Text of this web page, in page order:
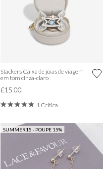
Stackers Caixa de joias de viagem
em tom cinza-claro
£15.00
1 Crítica
SUMMER15 - POUPE 15%